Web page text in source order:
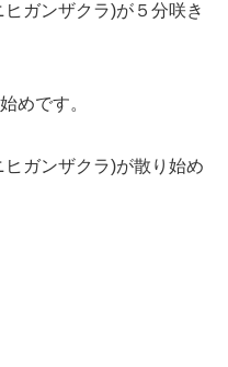
ガンザクラ)が５分咲き
めです。
ガンザクラ)が散り始め